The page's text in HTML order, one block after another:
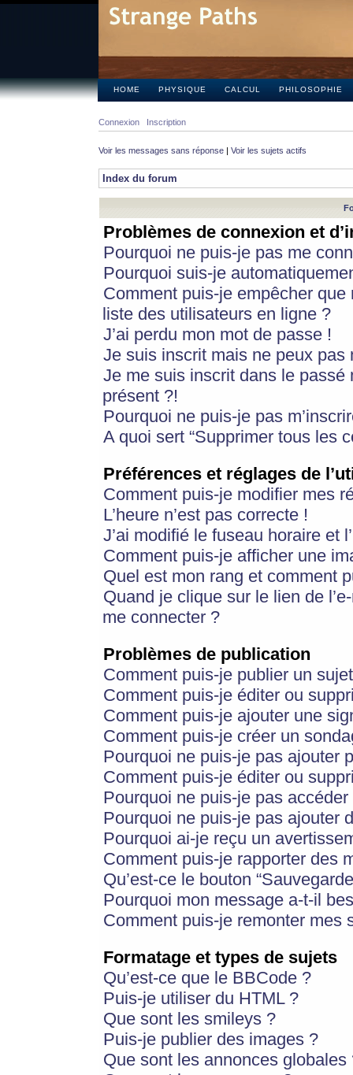
HOME PHYSIQUE CALCUL PHILOSOPHIE
Connexion Inscription
Voir les messages sans réponse | Voir les sujets actifs
Index du forum
Problèmes de connexion et
Pourquoi ne puis-je pas me
Pourquoi suis-je
Comment puis-je empêcher
liste des utilisateurs en ligne ?
J’ai perdu mon mot de passe !
Je suis inscrit mais ne peux pas
Je me suis inscrit dans le
présent ?!
Pourquoi ne puis-je pas
A quoi sert “Supprimer tous les
Préférences et réglages de
Comment puis-je modifier mes
L’heure n’est pas correcte !
J’ai modifié le fuseau horaire et
Comment puis-je afficher une
Quel est mon rang et comment
Quand je clique sur le lien de
me connecter ?
Problèmes de publication
Comment puis-je publier un
Comment puis-je éditer ou
Comment puis-je ajouter une
Comment puis-je créer un
Pourquoi ne puis-je pas ajouter
Comment puis-je éditer ou
Pourquoi ne puis-je pas
Pourquoi ne puis-je pas ajouter
Pourquoi ai-je reçu un
Comment puis-je rapporter des
Qu’est-ce le bouton
Pourquoi mon message a-t-il
Comment puis-je remonter mes
Formatage et types de sujets
Qu’est-ce que le BBCode ?
Puis-je utiliser du HTML ?
Que sont les smileys ?
Puis-je publier des images ?
Que sont les annonces globales